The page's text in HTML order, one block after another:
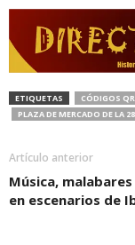
ETIQUETAS CÓDIGOS QR
PLAZA DE MERCADO DE LA 28
Artículo anterior
Música,
en escenarios de